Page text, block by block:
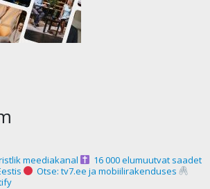
meediakanal
16 000 elumuutvat saadet
Otse: tv7.ee ja mobiilirakenduses